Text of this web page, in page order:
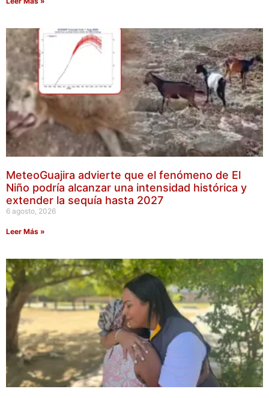
MeteoGuajira advierte que el fenómeno de El
Niño podría alcanzar una intensidad histórica y
extender la sequía hasta 2027
6 agosto, 2026
Leer Más »